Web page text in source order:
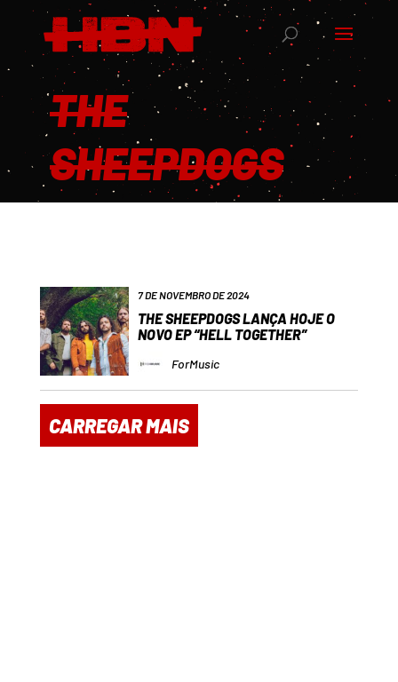
THE
SHEEPDOGS
7 DE NOVEMBRO DE 2024
THE SHEEPDOGS LANÇA HOJE O
NOVO EP “HELL TOGETHER”
ForMusic
CARREGAR MAIS